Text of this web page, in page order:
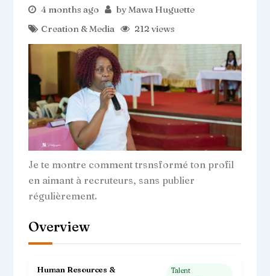
4 months ago byMawa Huguette
Creation & Media
212 views
Je te montre comment trsnsformé ton profil
en aimant à recruteurs, sans publier
régulièrement.
Overview
Human Resources &
Talent